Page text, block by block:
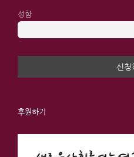
성함
후원하기